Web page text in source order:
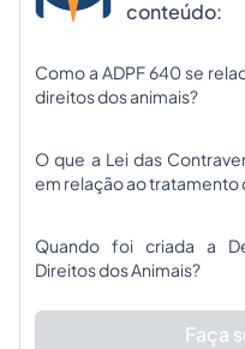
conteúdo:
Como a ADPF 640 se
direitos dos animais?
O que a Lei das
em relação ao tratamento
Quando foi criada a
Direitos dos Animais?
Faça